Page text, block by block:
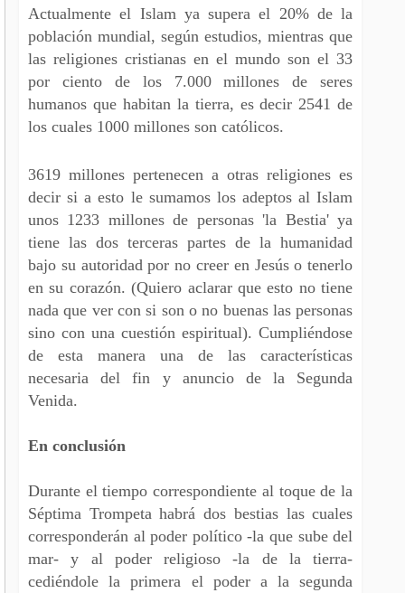
Actualmente el Islam ya supera el 20% de la
población mundial, según estudios, mientras que
las religiones cristianas en el mundo son el 33
por ciento de los 7.000 millones de seres
humanos que habitan la tierra, es decir 2541 de
los cuales 1000 millones son católicos.
3619 millones pertenecen a otras religiones es
decir si a esto le sumamos los adeptos al Islam
unos 1233 millones de personas 'la Bestia' ya
tiene las dos terceras partes de la humanidad
bajo su autoridad por no creer en Jesús o tenerlo
en su corazón. (Quiero aclarar que esto no tiene
nada que ver con si son o no buenas las personas
sino con una cuestión espiritual). Cumpliéndose
de esta manera una de las características
necesaria del fin y anuncio de la Segunda
Venida.
En conclusión
Durante el tiempo correspondiente al toque de la
Séptima Trompeta habrá dos bestias las cuales
corresponderán al poder político -la que sube del
mar- y al poder religioso -la de la tierra-
cediéndole la primera el poder a la segunda